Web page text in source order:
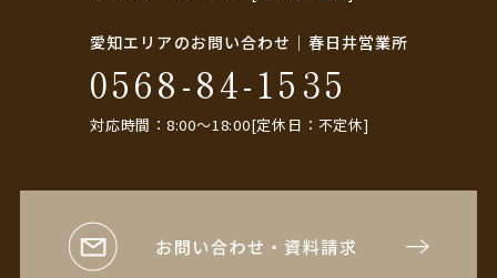
愛知エリアのお問い合わせ｜春日井営業所
0568-84-1535
対応時間：8:00〜18:00[定休日：不定休]